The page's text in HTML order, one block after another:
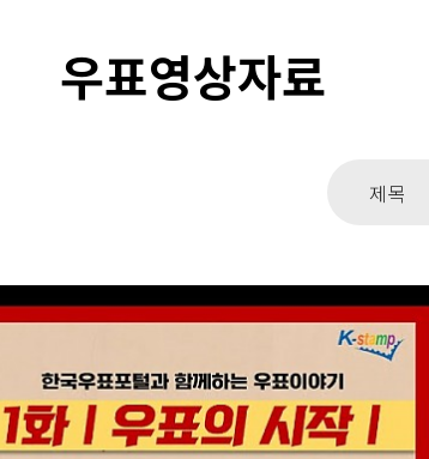
우표영상자료